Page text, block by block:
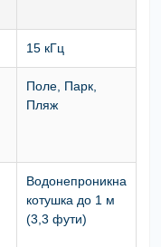
15 кГц
Поле, Парк,
Пляж
Водонепроникна
котушка до 1 м
(3,3 фути)